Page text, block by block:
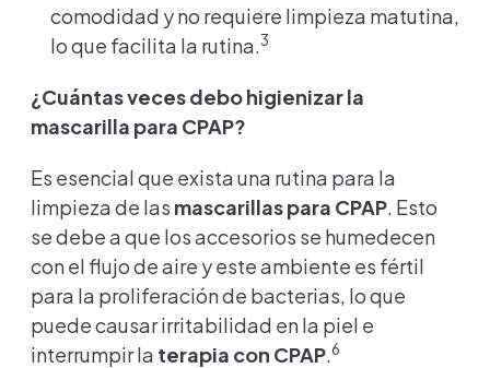
comodidad y no requiere limpieza matutina,
lo que facilita la rutina.3
¿Cuántas veces debo higienizar la
mascarilla para CPAP?
Es esencial que exista una rutina para la
limpieza de las mascarillas para CPAP. Esto
se debe a que los accesorios se humedecen
con el flujo de aire y este ambiente es fértil
para la proliferación de bacterias, lo que
puede causar irritabilidad en la piel e
interrumpir la terapia con CPAP.6